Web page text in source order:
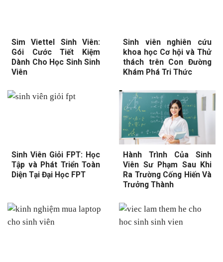
Sim Viettel Sinh Viên:
Gói Cước Tiết Kiệm
Dành Cho Học Sinh Sinh
Viên
Sinh viên nghiên cứu
khoa học Cơ hội và Thử
thách trên Con Đường
Khám Phá Tri Thức
Sinh Viên Giỏi FPT: Học
Tập và Phát Triển Toàn
Diện Tại Đại Học FPT
Hành Trình Của Sinh
Viên Sư Phạm Sau Khi
Ra Trường Cống Hiến Và
Trưởng Thành